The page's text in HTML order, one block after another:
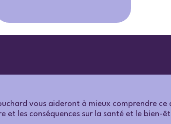
vous aideront à mieux comprendre ce
et les conséquences sur la santé et le bien-